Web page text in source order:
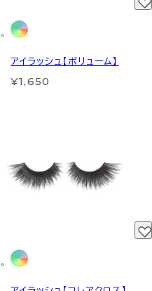
アイラッシュ【ボリューム】
¥1,650